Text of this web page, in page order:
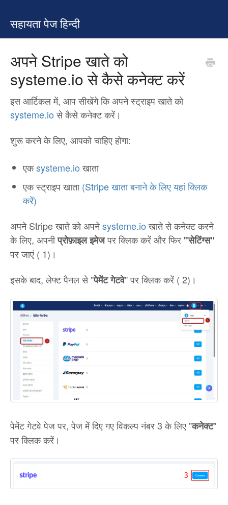
सहायता पेज हिन्दी
अपने Stripe खाते को
systeme.io से कैसे कनेक्ट करें
इस आर्टिकल में, आप सीखेंगे कि अपने स्ट्राइप खाते को
systeme.ioसे कैसे कनेक्ट करें।
शुरू करने के लिए, आपको चाहिए होगा:
एकsysteme.ioखाता
एक स्ट्राइप खाता(Stripe खाता बनाने के लिए यहां क्लिक
करें)
अपने Stripe खाते को अपनेsysteme.ioखाते से कनेक्ट करने
के लिए, अपनीप्रोफ़ाइल इमेजपर क्लिक करें और फिर "सेटिंग्स"
पर जाएं ( 1)।
इसके बाद, लेफ्ट पैनल से "पेमेंट गेटवे" पर क्लिक करें ( 2)।
पेमेंट गेटवे पेज पर, पेज में दिए गए विकल्प नंबर 3 के लिए "कनेक्ट"
पर क्लिक करें।